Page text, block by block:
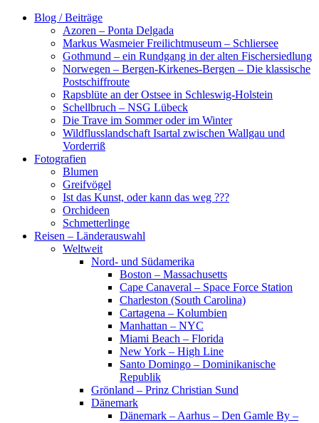
Zum
Blog / Beiträge
Azoren – Ponta Delgada
Markus Wasmeier Freilichtmuseum – Schliersee
Gothmund – ein Rundgang in der alten Fischersiedlung
Norwegen – Bergen-Kirkenes-Bergen – Die klassische
Postschiffroute
Rapsblüte an der Ostsee in Schleswig-Holstein
Schellbruch – NSG Lübeck
Die Trave im Sommer oder im Winter
Wildflusslandschaft Isartal zwischen Wallgau und
Vorderriß
Fotografien
Blumen
Greifvögel
Ist das Kunst, oder kann das weg ???
Orchideen
Schmetterlinge
Reisen – Länderauswahl
Weltweit
Nord- und Südamerika
Boston – Massachusetts
Cape Canaveral – Space Force Station
Charleston (South Carolina)
Cartagena – Kolumbien
Manhattan – NYC
Miami Beach – Florida
New York – High Line
Santo Domingo – Dominikanische
Republik
Grönland – Prinz Christian Sund
Dänemark
Dänemark – Aarhus – Den Gamle By –